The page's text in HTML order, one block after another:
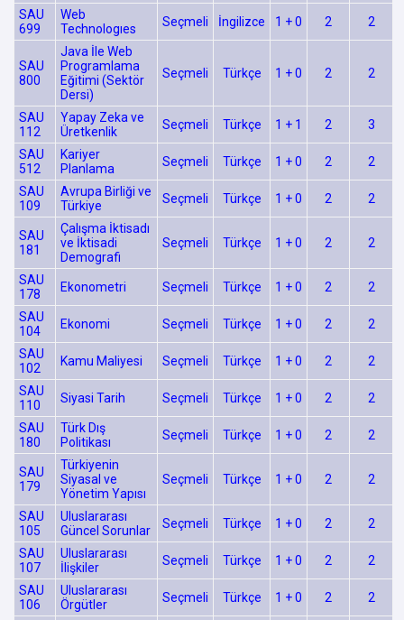
SAU
699
Web
Technologıes
Seçmeli İngilizce 1 + 0 2 2
SAU
800
Java İle Web
Programlama
Eğitimi (Sektör
Dersi)
Seçmeli Türkçe 1 + 0 2 2
SAU
112
Yapay Zeka ve
Üretkenlik
Seçmeli Türkçe 1 + 1 2 3
SAU
512
Kariyer
Planlama
Seçmeli Türkçe 1 + 0 2 2
SAU
109
Avrupa Birliği ve
Türkiye
Seçmeli Türkçe 1 + 0 2 2
SAU
181
Çalışma İktisadı
ve İktisadi
Demografi
Seçmeli Türkçe 1 + 0 2 2
SAU
178
Ekonometri Seçmeli Türkçe 1 + 0 2 2
SAU
104
Ekonomi Seçmeli Türkçe 1 + 0 2 2
SAU
102
Kamu Maliyesi Seçmeli Türkçe 1 + 0 2 2
SAU
110
Siyasi Tarih Seçmeli Türkçe 1 + 0 2 2
SAU
180
Türk Dış
Politikası
Seçmeli Türkçe 1 + 0 2 2
SAU
179
Türkiyenin
Siyasal ve
Yönetim Yapısı
Seçmeli Türkçe 1 + 0 2 2
SAU
105
Uluslararası
Güncel Sorunlar
Seçmeli Türkçe 1 + 0 2 2
SAU
107
Uluslararası
İlişkiler
Seçmeli Türkçe 1 + 0 2 2
SAU
106
Uluslararası
Örgütler
Seçmeli Türkçe 1 + 0 2 2